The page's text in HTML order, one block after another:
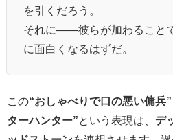
を引くだろう。
それに――彼らが加わること
に面白くなるはずだ。
この“おしゃべりで口の悪い傭兵”
ターハンター”という表現は、 デ